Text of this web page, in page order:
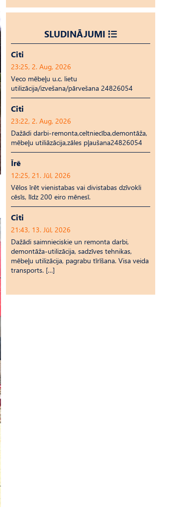
SLUDINĀJUMI
Citi
23:25, 2. Aug, 2026
Veco mēbeļu u.c. lietu
utilizācija/izvešana/pārvešana 24826054
Citi
23:22, 2. Aug, 2026
Dažādi darbi-remonta,celtniecība,demontāža,
mēbeļu utiliāzācija,zāles pļaušana24826054
Īrē
12:25, 21. Jūl, 2026
Vēlos īrēt vienistabas vai divistabas dzīvokli
cēsīs, līdz 200 eiro mēnesī.
Citi
21:43, 13. Jūl, 2026
Dažādi saimnieciskie un remonta darbi,
demontāža-utilizācija, sadzīves tehnikas,
mēbeļu utilizācija, pagrabu tīrīšana. Visa veida
transports. […]